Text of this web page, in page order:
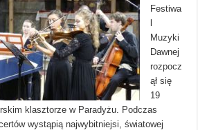
Festiwa
Muzyki
Dawnej
rozpocz
ął się
19
klasztorze w Paradyżu. Podczas
wystąpią najwybitniejsi, światowej